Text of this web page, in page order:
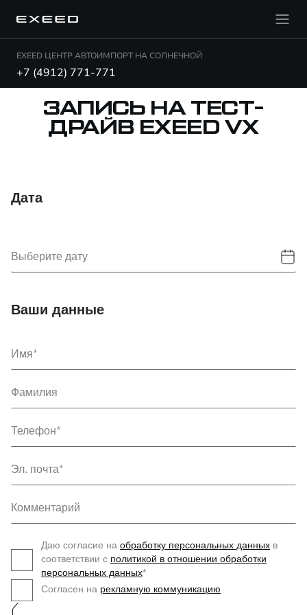
EXEED ЦЕНТР АВТОИМПОРТ НА СОЛНЕЧНОЙ
+7 (4912) 771-771
ЗАПИСЬ НА ТЕСТ-
ДРАЙВ EXEED VX
Дата
Выберите дату
Ваши данные
Имя
Фамилия
Телефон
Эл. почта
Комментарий
Даю согласие на обработку персональных данных в
соответствии с политикой в отношении обработки
персональных данных*
Согласен на рекламную коммуникацию